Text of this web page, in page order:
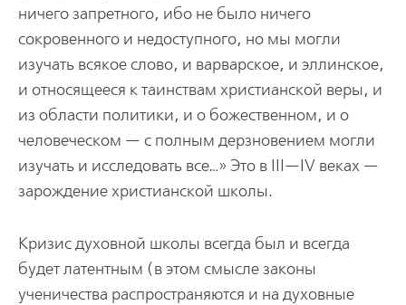
ничего запретного, ибо не было ничего
сокровенного и недоступного, но мы могли
изучать всякое слово, и варварское, и эллинское,
и относящееся к таинствам христианской веры, и
из области политики, и о божественном, и о
человеческом — с полным дерзновением могли
изучать и исследовать все…» Это в III—IV веках —
зарождение христианской школы.
Кризис духовной школы всегда был и всегда
будет латентным (в этом смысле законы
ученичества распространяются и на духовные